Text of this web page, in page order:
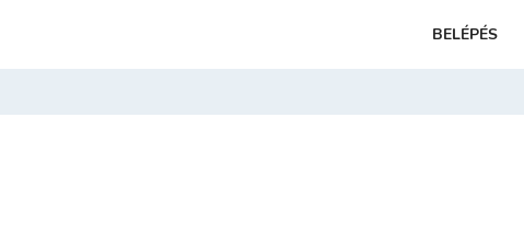
BELÉPÉS